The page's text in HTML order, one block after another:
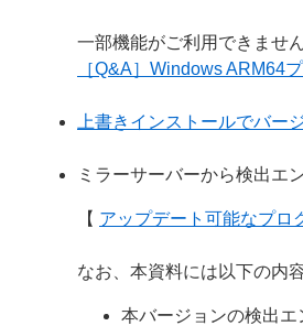
一部機能がご利用できませ
［Q&A］Windows ARM64
上書きインストールでバー
ミラーサーバーから検出エ
【 アップデート可能なプロ
なお、本資料には以下の内
本バージョンの検出